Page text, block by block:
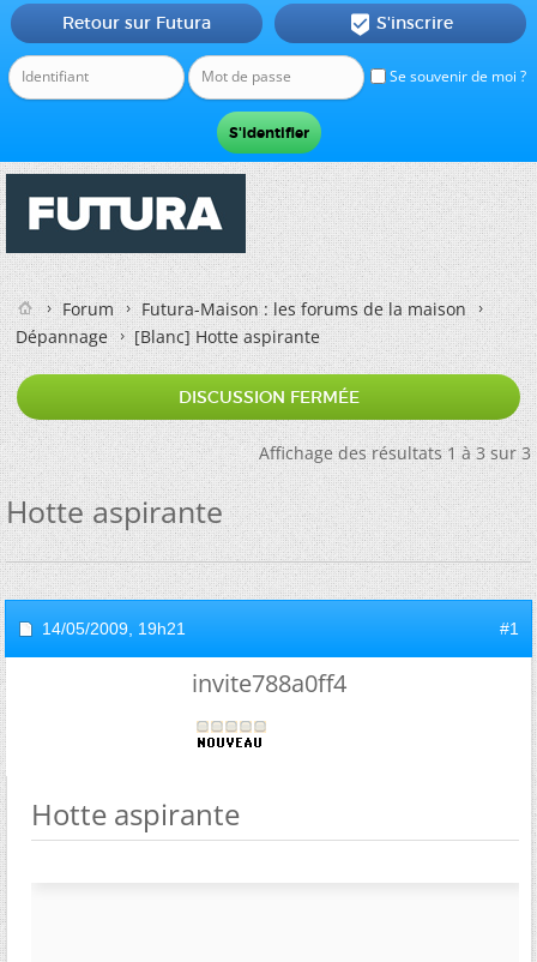
Se souvenir de moi ?
Retour sur Futura  S'inscrire
Forum
Futura-Maison : les forums de la maison
Dépannage
[Blanc]Hotte aspirante
DISCUSSION FERMÉE
Affichage des résultats 1 à 3 sur 3
Hotte aspirante
14/05/2009, 19h21 #1
invite788a0ff4
Hotte aspirante